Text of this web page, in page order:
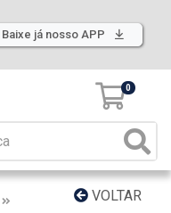
Baixe já nosso APP
0
VOLTAR